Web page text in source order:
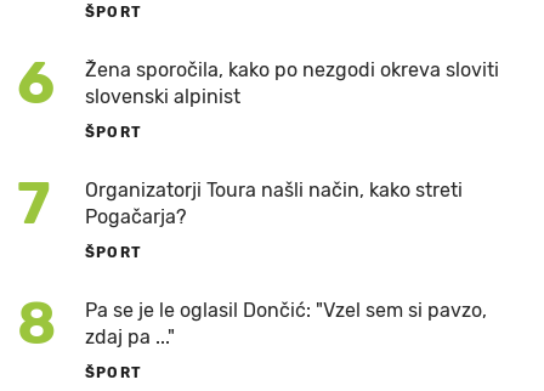
ŠPORT
6
Žena sporočila, kako po nezgodi okreva sloviti
slovenski alpinist
ŠPORT
7
Organizatorji Toura našli način, kako streti
Pogačarja?
ŠPORT
8
Pa se je le oglasil Dončić: "Vzel sem si pavzo,
zdaj pa ..."
ŠPORT